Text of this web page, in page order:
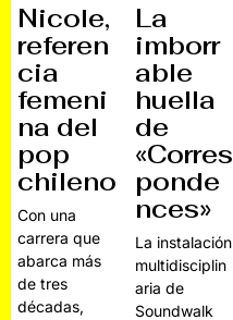
Nicole,
referen
cia
femeni
na del
pop
chileno
Con una
carrera que
abarca más
de tres
décadas,
La
imborr
able
huella
de
«Corres
ponde
nces»
La instalación
multidisciplin
aria de
Soundwalk